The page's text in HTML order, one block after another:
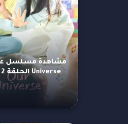
Universe الحلقة 2 مترجمة